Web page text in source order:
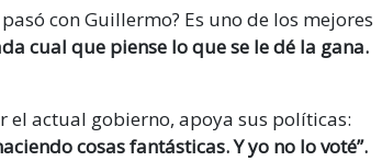
con Guillermo? Es uno de los mejores
cual que piense lo que se le dé la gana.
el actual gobierno, apoya sus políticas:
cosas fantásticas. Y yo no lo voté”.